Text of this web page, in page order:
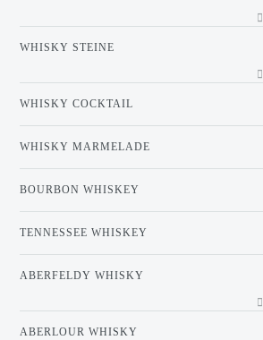
WHISKY STEINE
WHISKY COCKTAIL
WHISKY MARMELADE
BOURBON WHISKEY
TENNESSEE WHISKEY
ABERFELDY WHISKY
ABERLOUR WHISKY